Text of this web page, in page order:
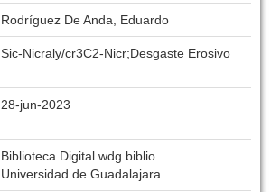
Rodríguez De Anda, Eduardo
Sic-Nicraly/cr3C2-Nicr;Desgaste Erosivo
28-jun-2023
Biblioteca Digital wdg.biblio
Universidad de Guadalajara